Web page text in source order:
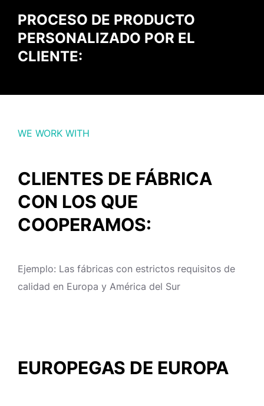
PROCESO DE PRODUCTO
PERSONALIZADO POR EL
CLIENTE:
WE WORK WITH
CLIENTES DE FÁBRICA
CON LOS QUE
COOPERAMOS:
Ejemplo: Las fábricas con estrictos requisitos de
calidad en Europa y América del Sur
EUROPEGAS DE EUROPA